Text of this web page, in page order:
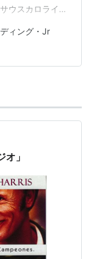
演
出演
ウスカロライナ
から「ラジ
リカンフット
ズは、いじめを
は「障害者へ
ィング・Jr
」